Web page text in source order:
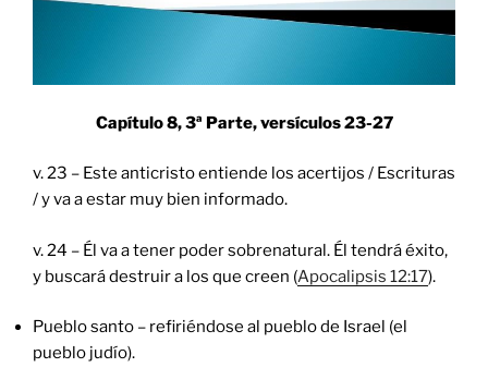
Capítulo 8, 3ª Parte, versículos23-27
v. 23 – Este anticristo entiende los acertijos / Escrituras
/ y va a estar muy bien informado.
v. 24 – Él va a tener poder sobrenatural. Él tendrá éxito,
y buscará destruir a los que creen (Apocalipsis 12:17).
Pueblo santo – refiriéndose al pueblo de Israel (el
pueblo judío).